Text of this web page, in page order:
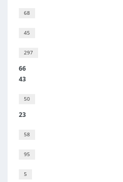
68
45
297
66
43
50
23
58
95
5